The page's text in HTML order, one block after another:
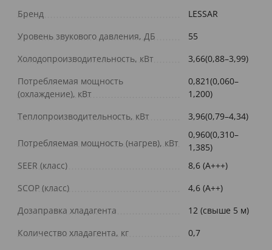
Бренд
LESSAR
Уровень звукового давления, ДБ
55
Холодопроизводительность, кВт
3,66(0,88–3,99)
Потребляемая мощность
(охлаждение), кВт
0,821(0,060–
1,200)
Теплопроизводительность, кВт
3,96(0,79–4,34)
Потребляемая мощность (нагрев), кВт
0,960(0,310–
1,385)
SEER (класс)
8,6 (A+++)
SCOP (класс)
4,6 (A++)
Дозаправка хладагента
12 (свыше 5 м)
Количество хладагента, кг
0,7